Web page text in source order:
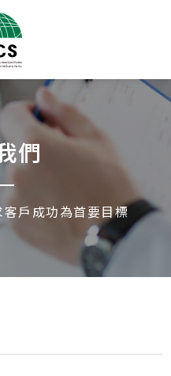
們
戶成功為首要目標